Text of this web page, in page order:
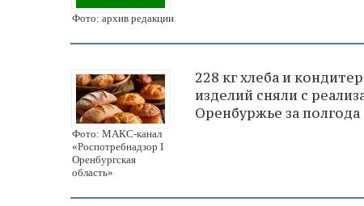
Фото: архив редакции
Фото: МАКС-канал
«Роспотребнадзор I
Оренбургская
область»
228 кг хлеба и
изделий сняли с
Оренбуржье за полгода